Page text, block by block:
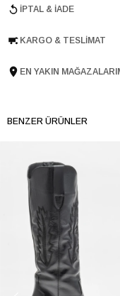
Topuk Boyu 7.5 cm
Menşei TURKIYE
İPTAL & İADE
KARGO & TESLIMAT
EN YAKIN
BENZER ÜRÜNLER